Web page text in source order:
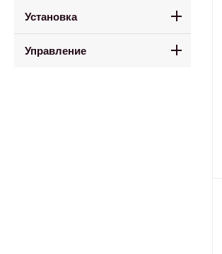
Установка
Управление